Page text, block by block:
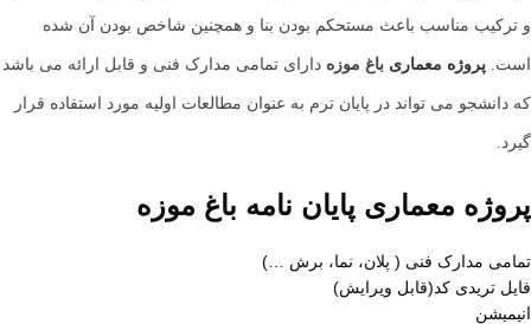
و ترکیب مناسب باعث مستحکم بودن بنا و همچنین شاخص بودن آن شده
است. پروژه معماری باغ موزه دارای تمامی مدارک فنی و قابل ارائه می باشد
که دانشجو می تواند در پایان ترم به عنوان مطالعات اولیه مورد استفاده قرار
گیرد.
پروژه معماری پایان نامه باغ موزه
تمامی مدارک فنی ( پلان، نما، برش …)
فایل تریدی کد(قابل ویرایش)
انیمیشن